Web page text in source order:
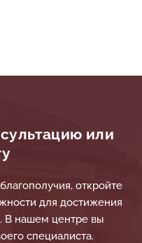
или
откройте
для достижения
В нашем центре вы
специалиста.